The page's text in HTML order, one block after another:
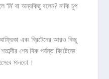
‘মি’ বা অন্যকিছু বলেন? নাকি চুপ
আফ্রিকা এবং ব্রিটেনের আরও কিছু
শেষ দিক পর্যন্ত ব্রিটেনের
মানতো।